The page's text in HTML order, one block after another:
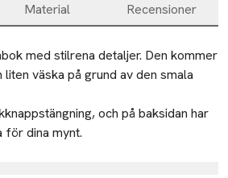
Material Recensioner
med stilrena detaljer. Den kommer
väska på grund av den smala
och på baksidan har
för dina mynt.